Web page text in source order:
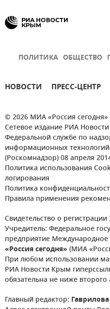
ПОЛИТИКА ОБЩЕСТВО
НОВОСТИ ПРЕСС-ЦЕНТР
© 2026 МИА «Россия сегодня»
Сетевое издание РИА
Федеральной службе по
информационных
(Роскомнадзор) 08 апреля
Политика использования
логирования
Политика
Правила применения
Свидетельство о
Учредитель: Федеральное
предприятие
«Россия сегодня» (МИА
При любом использовании
РИА Новости Крым
обязательна не ниже второго
Главный редактор: